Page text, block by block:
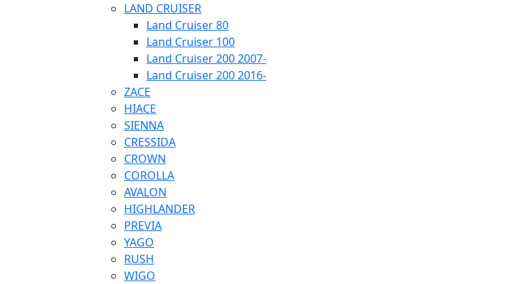
LAND CRUISER
Land Cruiser 80
Land Cruiser 100
Land Cruiser 200 2007-
Land Cruiser 200 2016-
ZACE
HIACE
SIENNA
CRESSIDA
CROWN
COROLLA
AVALON
HIGHLANDER
PREVIA
YAGO
RUSH
WIGO